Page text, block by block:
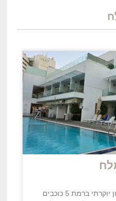
מלון מילוס ים המלח הינו מלון יוקרתי ברמת 5 כוכבים